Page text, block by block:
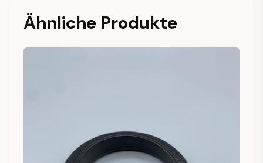
Ähnliche Produkte